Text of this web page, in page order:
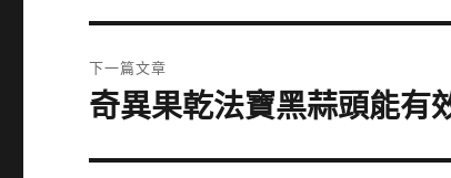
篇
文
章:
下一篇文章
下
篇
奇異果乾法寶黑蒜頭能有